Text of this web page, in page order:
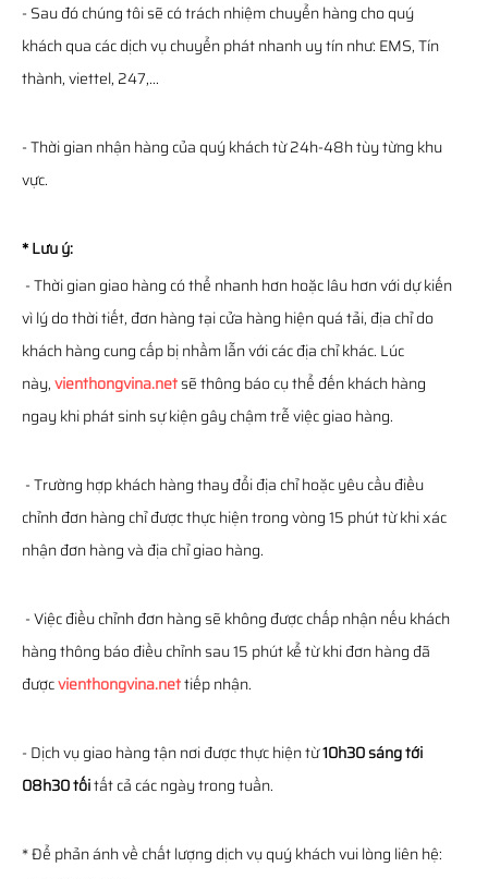
- Sau đó chúng tôi sẽ có trách nhiệm chuyển hàng cho quý
khách qua các dịch vụ chuyển phát nhanh uy tín như: EMS, Tín
thành, viettel, 247,...
- Thời gian nhận hàng của quý khách từ 24h-48h tùy từng khu
vực.
* Lưu ý:
- Thời gian giao hàng có thể nhanh hơn hoặc lâu hơn với dự kiến
vì lý do thời tiết, đơn hàng tại cửa hàng hiện quá tải, địa chỉ do
khách hàng cung cấp bị nhầm lẫn với các địa chỉ khác. Lúc
này,vienthongvina.netsẽ thông báo cụ thể đến khách hàng
ngay khi phát sinh sự kiện gây chậm trễ việc giao hàng.
- Trường hợp khách hàng thay đổi địa chỉ hoặc yêu cầu điều
chỉnh đơn hàng chỉ được thực hiện trong vòng 15 phút từ khi xác
nhận đơn hàng và địa chỉ giao hàng.
- Việc điều chỉnh đơn hàng sẽ không được chấp nhận nếu khách
hàng thông báo điều chỉnh sau 15 phút kể từ khi đơn hàng đã
đượcvienthongvina.nettiếp nhận.
- Dịch vụ giao hàng tận nơi được thực hiện từ10h30 sáng tới
08h30 tốitất cả các ngày trong tuần.
* Để phản ánh về chất lượng dịch vụ quý khách vui lòng liên hệ: